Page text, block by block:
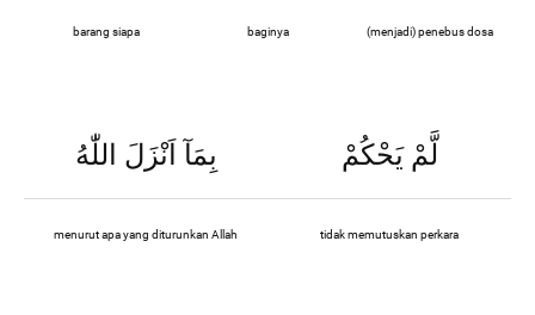
barang siapa baginya (menjadi) penebus dosa
بِمَآ اَنْزَلَ اللّٰهُ لَّمْ يَحْكُمْ
menurut apa yang diturunkan Allah tidak memutuskan perkara